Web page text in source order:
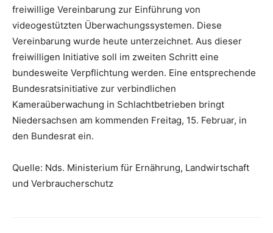
freiwillige Vereinbarung zur Einführung von
videogestützten Überwachungssystemen. Diese
Vereinbarung wurde heute unterzeichnet. Aus dieser
freiwilligen Initiative soll im zweiten Schritt eine
bundesweite Verpflichtung werden. Eine entsprechende
Bundesratsinitiative zur verbindlichen
Kameraüberwachung in Schlachtbetrieben bringt
Niedersachsen am kommenden Freitag, 15. Februar, in
den Bundesrat ein.
Quelle: Nds. Ministerium für Ernährung, Landwirtschaft
und Verbraucherschutz